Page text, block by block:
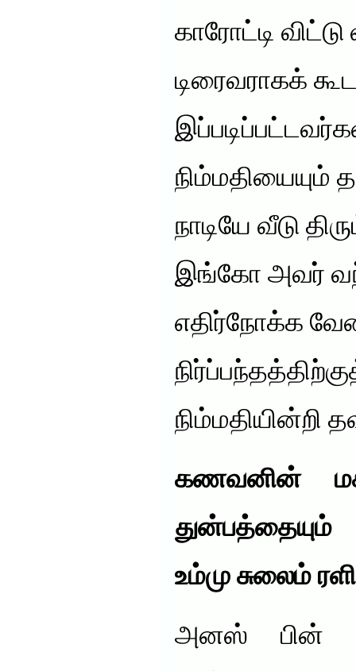
காரோட்டி விட்டு
டிரைவராகக்
நாடியே வீடு
இங்கோ அவர்
எதிர்நோக்க
நிம்மதியின்றி
கணவனின்
உம்மு சுலைம்
அனஸ் பின்